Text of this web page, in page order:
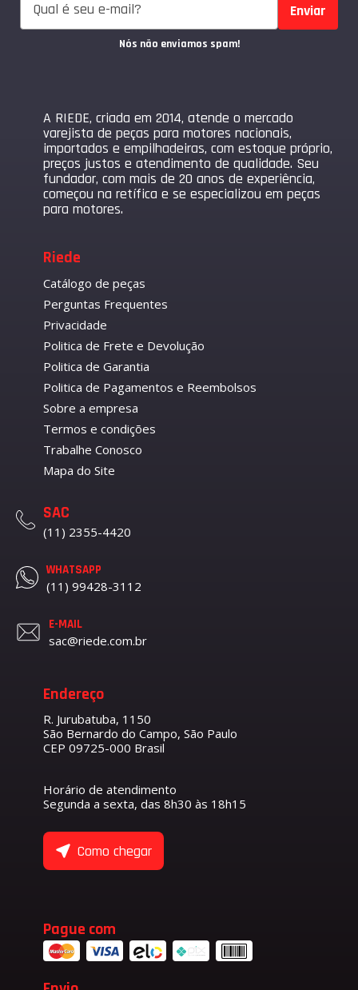
Enviar
Nós não enviamos spam!
A RIEDE, criada em 2014, atende o mercado
varejista de peças para motores nacionais,
importados e empilhadeiras, com estoque próprio,
preços justos e atendimento de qualidade. Seu
fundador, com mais de 20 anos de experiência,
começou na retífica e se especializou em peças
para motores.
Riede
Catálogo de peças
Perguntas Frequentes
Privacidade
Politica de Frete e Devolução
Politica de Garantia
Politica de Pagamentos e Reembolsos
Sobre a empresa
Termos e condições
Trabalhe Conosco
Mapa do Site
SAC
(11) 2355-4420
WHATSAPP
(11) 99428-3112
E-MAIL
sac@riede.com.br
Endereço
R. Jurubatuba, 1150
São Bernardo do Campo, São Paulo
CEP 09725-000 Brasil
Horário de atendimento
Segunda a sexta, das 8h30 às 18h15
Como chegar
Pague com